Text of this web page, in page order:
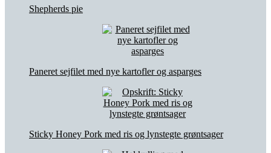
Shepherds pie
Paneret sejfilet med nye kartofler og asparges
Sticky Honey Pork med ris og lynstegte grøntsager